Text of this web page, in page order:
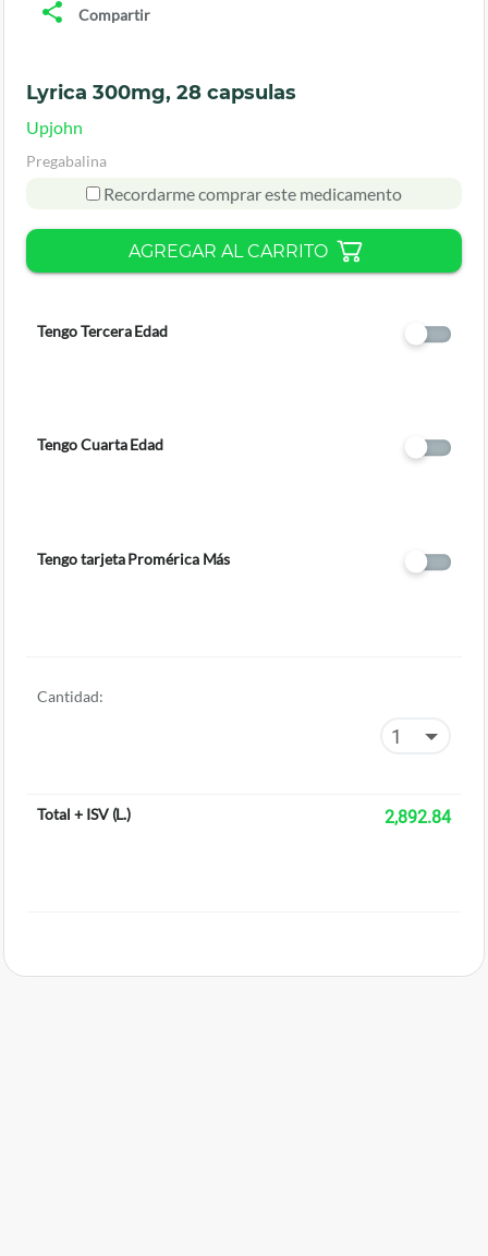
Compartir
Lyrica 300mg, 28 capsulas
Upjohn
Pregabalina
Recordarme comprar este medicamento
AGREGAR AL CARRITO
Tengo Tercera Edad
Tengo Cuarta Edad
Tengo tarjeta Promérica Más
Cantidad:
Total + ISV(L.) 2,892.84